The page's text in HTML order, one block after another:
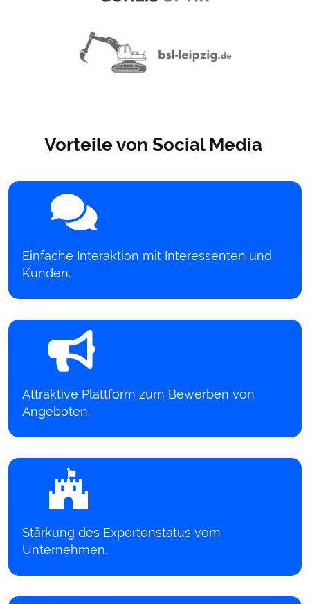
Vorteile von Social Media
Einfache Interaktion mit Interessenten und
Kunden.
Attraktive Plattform zum Bewerben von
Angeboten.
Stärkung des Expertenstatus vom
Unternehmen.